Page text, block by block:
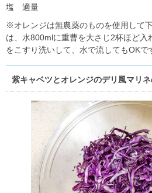
塩 適量
※オレンジは無農薬のものを使用して
は、水800mlに重曹を大さじ2杯ほど入
をこすり洗いして、水で流してもOKで
紫キャベツとオレンジのデリ風マリ